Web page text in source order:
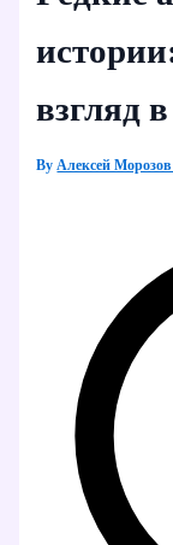
взгляд
ByАлексей